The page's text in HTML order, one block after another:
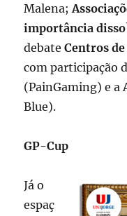
Malena;
importância
debateCentros
com participação
(PainGaming) e a
Blue).
GP-Cup
Já o
espaç